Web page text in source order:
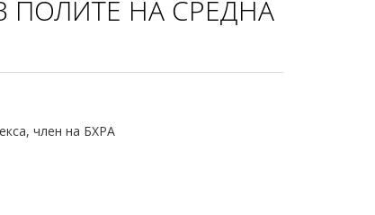
ПОЛИТЕ НА СРЕДНА
член на БХРА